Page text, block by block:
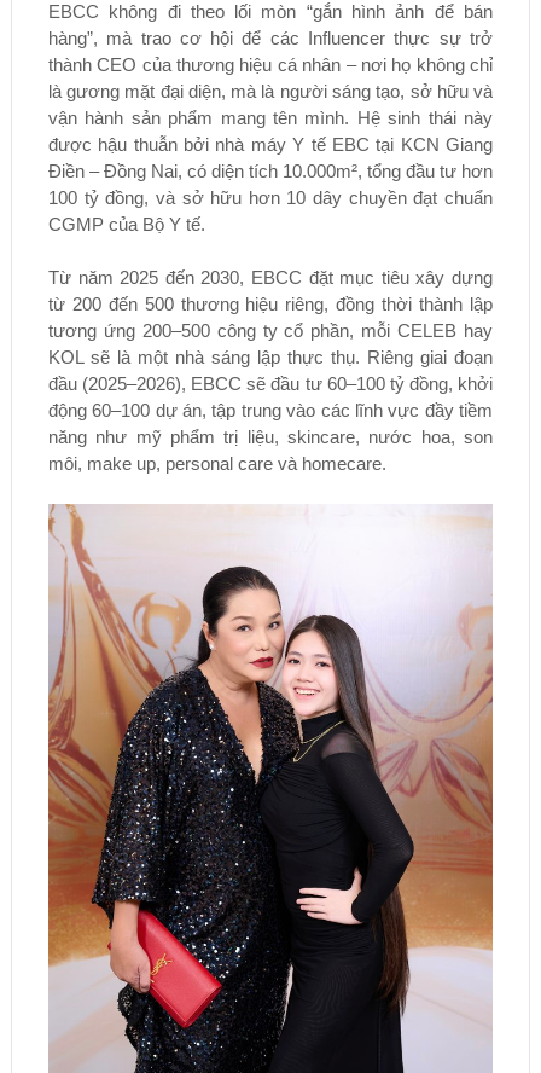
EBCC không đi theo lối mòn “gắn hình ảnh để bán
hàng”, mà trao cơ hội để các Influencer thực sự trở
thành CEO của thương hiệu cá nhân – nơi họ không chỉ
là gương mặt đại diện, mà là người sáng tạo, sở hữu và
vận hành sản phẩm mang tên mình. Hệ sinh thái này
được hậu thuẫn bởi nhà máy Y tế EBC tại KCN Giang
Điền – Đồng Nai, có diện tích 10.000m², tổng đầu tư hơn
100 tỷ đồng, và sở hữu hơn 10 dây chuyền đạt chuẩn
CGMP của Bộ Y tế.
Từ năm 2025 đến 2030, EBCC đặt mục tiêu xây dựng
từ 200 đến 500 thương hiệu riêng, đồng thời thành lập
tương ứng 200–500 công ty cổ phần, mỗi CELEB hay
KOL sẽ là một nhà sáng lập thực thụ. Riêng giai đoạn
đầu (2025–2026), EBCC sẽ đầu tư 60–100 tỷ đồng, khởi
động 60–100 dự án, tập trung vào các lĩnh vực đầy tiềm
năng như mỹ phẩm trị liệu, skincare, nước hoa, son
môi, make up, personal care và homecare.